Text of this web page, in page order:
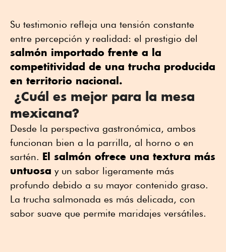
Su testimonio refleja una tensión constante
entre percepción y realidad: el prestigio del
salmón importado frente a la
competitividad de una trucha producida
en territorio nacional.
¿Cuál es mejor para la mesa
mexicana?
Desde la perspectiva gastronómica, ambos
funcionan bien a la parrilla, al horno o en
sartén. El salmón ofrece una textura más
untuosa y un sabor ligeramente más
profundo debido a su mayor contenido graso.
La trucha salmonada es más delicada, con
sabor suave que permite maridajes versátiles.